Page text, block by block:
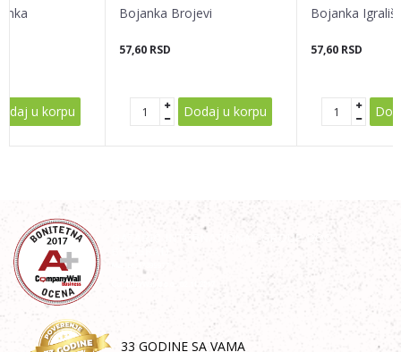
POŠALJI
u korpu
Bojanka Brojevi
57,60 RSD
Dodaj u korpu
Bojanka
57,60 RSD
33 GODINE SA VAMA